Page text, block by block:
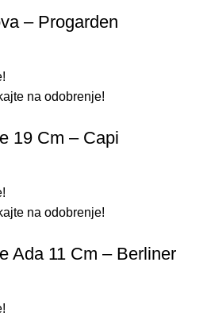
sve vaše potrebe za
Dekorativnu
za Cvijeće?
posuda za cvijeće
obzira tražite li savršenu
kvaliteta izrade osigurava
dekorativne metalne posude za
– Progarden
na odobrenje!
19 Cm – Capi
na odobrenje!
Ada 11 Cm – Berliner